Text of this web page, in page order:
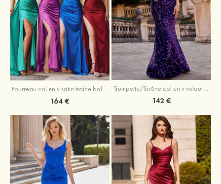
Fourreau col en v satin traîne balayage robe de bal
164 €
Trumpette/Sirène col en v velours paillettes traîne balayage robe de bal
142 €